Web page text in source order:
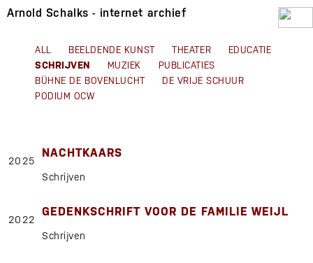
Arnold Schalks - internet archief
ALL BEELDENDE KUNST THEATER EDUCATIE
SCHRIJVEN MUZIEK
PUBLICATIES
BÜHNE DE BOVENLUCHT
DE VRIJE SCHUUR
PODIUM OCW
2025
NACHTKAARS
Schrijven
2022
GEDENKSCHRIFT VOOR DE FAMILIE WEIJL
Schrijven